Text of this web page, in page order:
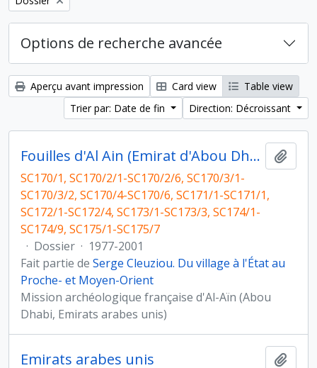
Options de recherche avancée
Aperçu avant impression Card view
Table view
Trier par: Date de fin
Direction: Décroissant
Fouilles d'Al Ain (Emirat d'Abou Dhabi) et photographies post-fouilles
SC170/1, SC170/2/1-SC170/2/6, SC170/3/1-
SC170/3/2, SC170/4-SC170/6, SC171/1-SC171/1,
SC172/1-SC172/4, SC173/1-SC173/3, SC174/1-
SC174/9, SC175/1-SC175/7
· Dossier · 1977-2001
Fait partie de Serge Cleuziou. Du village à l'État au
Proche- et Moyen-Orient
Mission archéologique française d'Al-Aïn (Abou
Dhabi, Emirats arabes unis)
Emirats arabes unis